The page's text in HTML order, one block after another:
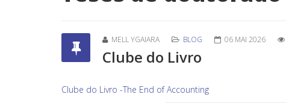
MELL YGAIARA BLOG 06 MAI 2026
Clube do Livro
Clube do Livro -The End of Accounting